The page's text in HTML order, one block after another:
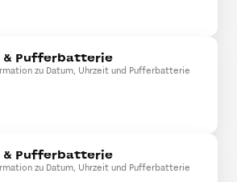
Pufferbatterie
zu Datum, Uhrzeit und Pufferbatterie
Pufferbatterie
zu Datum, Uhrzeit und Pufferbatterie